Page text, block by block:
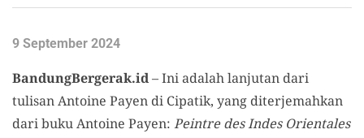
9 September 2024
BandungBergerak.id– Ini adalah lanjutan dari
tulisan Antoine Payen di Cipatik, yang diterjemahkan
dari buku Antoine Payen: Peintre des Indes Orientales